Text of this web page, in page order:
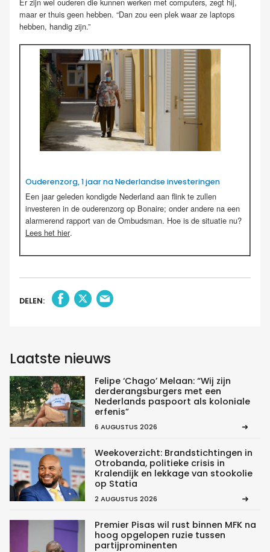
maar er thuis geen hebben. “Dan zou een plek waar ze laptops
hebben, handig zijn.”
Ouderenzorg, 1 jaar na Nederlandse investeringen
Een jaar geleden kondigde Nederland aan flink te zullen
investeren in de ouderenzorg op Bonaire; onder andere na een
alarmerend rapport van de Ombudsman. Hoe is de situatie nu?
Lees het hier.
DELEN:
Laatste nieuws
Felipe ‘Chago’ Melaan: “Wij zijn
derderangsburgers met een
Nederlands paspoort als koloniale
erfenis”
6 AUGUSTUS 2026
Weekoverzicht: Brandstichtingen in
Otrobanda, politieke crisis in
Kralendijk en lekkage van stookolie
op Statia
2 AUGUSTUS 2026
Premier Pisas wil rust binnen MFK na
hoog opgelopen ruzie tussen
partijprominenten